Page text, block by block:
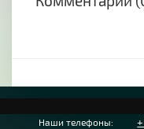
Наши телефоны: